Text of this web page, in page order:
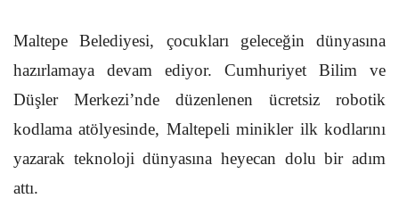
Maltepe Belediyesi, çocukları geleceğin dünyasına
hazırlamaya devam ediyor. Cumhuriyet Bilim ve
Düşler Merkezi’nde düzenlenen ücretsiz robotik
kodlama atölyesinde, Maltepeli minikler ilk kodlarını
yazarak teknoloji dünyasına heyecan dolu bir adım
attı.